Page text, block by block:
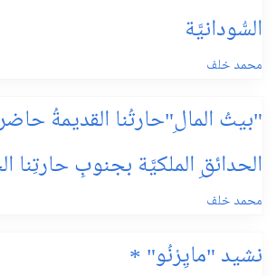
السُّودانيَّة
محمد خلف
"بيتُ المالِ"حارتُنا القديمةُ
الحدائقِ الملكيَّة بجنوبِ حارتِنا
محمد خلف
نشيد "مايِرْنُو" *